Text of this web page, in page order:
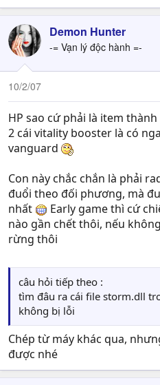
Demon Hunter
-= Vạn lý độc hành =-
10/2/07
HP sao cứ phải là item
2 cái vitality booster là có
vanguard
Con này chắc chắn là phải
đuổi theo đối phương, mà
nhất
Early game thì cứ
nào gần chết thôi, nếu
rừng thôi
câu hỏi tiếp theo :
tìm đâu ra cái file storm.dll
không bị lỗi
Chép từ máy khác qua,
được nhé